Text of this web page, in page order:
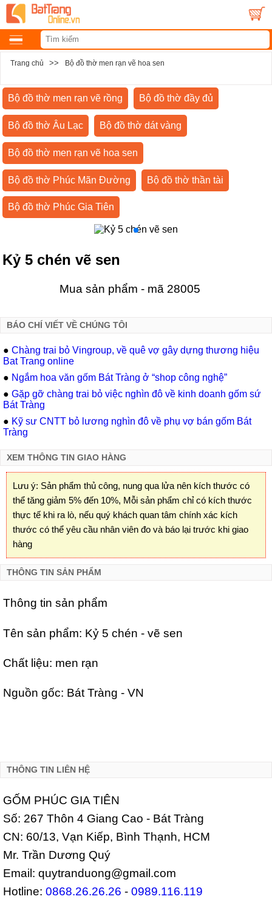
Trang chủ >> Bộ đồ thờ men rạn vẽ hoa sen
Bộ đồ thờ men rạn vẽ rồng Bộ đồ thờ đầy đủ
Bộ đồ thờ Âu Lạc Bộ đồ thờ dát vàng
Bộ đồ thờ men rạn vẽ hoa sen
Bộ đồ thờ Phúc Mãn Đường Bộ đồ thờ thần tài
Bộ đồ thờ Phúc Gia Tiên
Kỷ 5 chén vẽ sen
Mua sản phẩm - mã 28005
BÁO CHÍ VIẾT VỀ CHÚNG TÔI
● Chàng trai bỏ Vingroup, về quê vợ gây dựng thương hiệu
Bat Trang online
● Ngắm hoa văn gốm Bát Tràng ở “shop công nghệ”
● Gặp gỡ chàng trai bỏ việc nghìn đô về kinh doanh gốm sứ
Bát Tràng
● Kỹ sư CNTT bỏ lương nghìn đô về phụ vợ bán gốm Bát
Tràng
XEM THÔNG TIN GIAO HÀNG
Lưu ý: Sản phẩm thủ công, nung qua lửa nên kích thước có
thể tăng giảm 5% đến 10%, Mỗi sản phẩm chỉ có kích thước
thực tế khi ra lò, nếu quý khách quan tâm chính xác kích
thước có thể yêu cầu nhân viên đo và báo lại trước khi giao
hàng
THÔNG TIN SẢN PHẨM
Thông tin sản phẩm
Tên sản phẩm: Kỷ 5 chén - vẽ sen
Chất liệu: men rạn
Nguồn gốc: Bát Tràng - VN
THÔNG TIN LIÊN HỆ
GỐM PHÚC GIA TIÊN
Số: 267 Thôn 4 Giang Cao - Bát Tràng
CN: 60/13, Vạn Kiếp, Bình Thạnh, HCM
Mr. Trần Dương Quý
Email: quytranduong@gmail.com
Hotline: 0868.26.26.26 - 0989.116.119